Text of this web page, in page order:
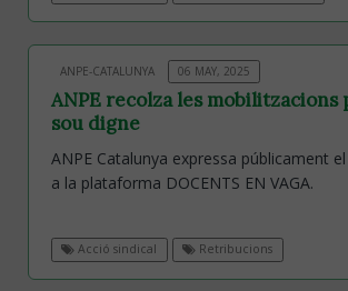
ANPE-CATALUNYA 06 MAY, 2025
ANPE recolza les mobilitzacions
sou digne
ANPE Catalunya expressa públicament
a la plataforma DOCENTS EN VAGA.
Acció sindical Retribucions